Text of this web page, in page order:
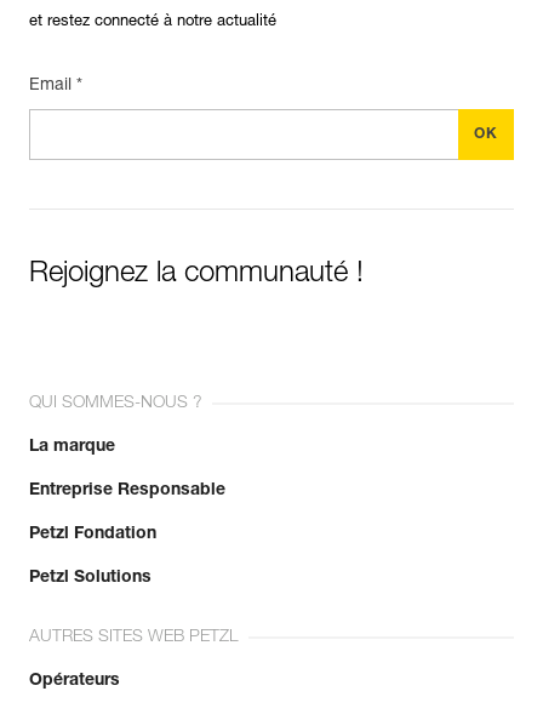
et restez connecté à notre actualité
Email *
Rejoignez la communauté !
QUI SOMMES-NOUS ?
La marque
Entreprise Responsable
Petzl Fondation
Petzl Solutions
AUTRES SITES WEB PETZL
Opérateurs